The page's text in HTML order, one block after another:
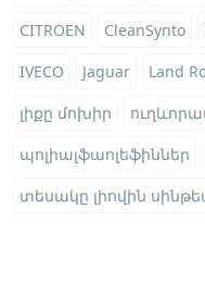
CITROEN
CleanSynto
IVECO
Jaguar Land
լիքը մոխիր
պոլիալֆաոլեֆիններ
տեսակը լիովին